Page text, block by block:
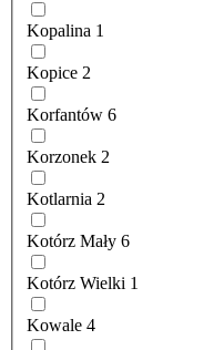
Kopalina 1
Kopice 2
Korfantów 6
Korzonek 2
Kotlarnia 2
Kotórz Mały 6
Kotórz Wielki 1
Kowale 4